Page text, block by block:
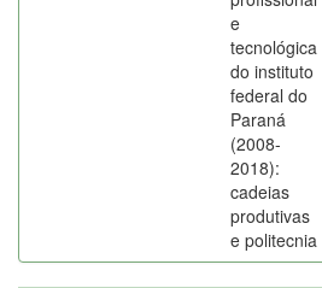
e
tecnológica
do instituto
federal do
Paraná
(2008-
2018):
cadeias
produtivas
e politecnia